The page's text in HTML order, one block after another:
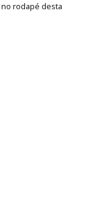
no rodapé desta